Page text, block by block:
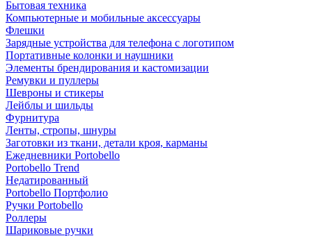
Бытовая техника
Компьютерные и мобильные аксессуары
Флешки
Зарядные устройства для телефона с логотипом
Портативные колонки и наушники
Элементы брендирования и кастомизации
Ремувки и пуллеры
Шевроны и стикеры
Лейблы и шильды
Фурнитура
Ленты, стропы, шнуры
Заготовки из ткани, детали кроя, карманы
Ежедневники Portobello
Portobello Trend
Недатированный
Portobello Портфолио
Ручки Portobello
Роллеры
Шариковые ручки